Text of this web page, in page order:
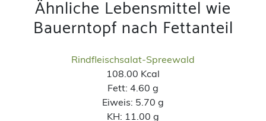
Ähnliche Lebensmittel wie
Bauerntopf nach Fettanteil
Rindfleischsalat-Spreewald
108.00 Kcal
Fett: 4.60 g
Eiweis: 5.70 g
KH: 11.00 g